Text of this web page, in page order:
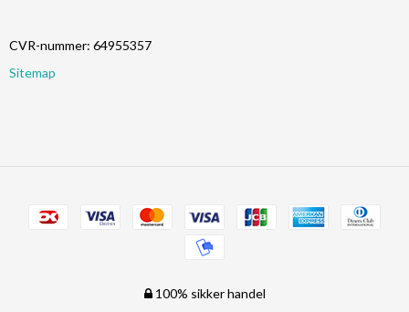
CVR-nummer: 64955357
Sitemap
100% sikker handel